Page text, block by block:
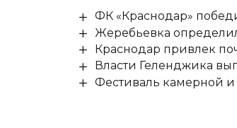
ФК «Краснодар»
Жеребьевка
Краснодар привлек
Власти Геленджика
Фестиваль камерной